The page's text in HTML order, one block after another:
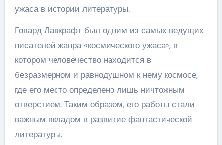
ужаса в истории литературы.
Говард Лавкрафт был одним из самых ведущих
писателей жанра «космического ужаса», в
котором человечество находится в
безразмерном и равнодушном к нему космосе,
где его место определено лишь ничтожным
отверстием. Таким образом, его работы стали
важным вкладом в развитие фантастической
литературы.